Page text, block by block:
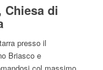
Chiesa di
presso il
Briasco e